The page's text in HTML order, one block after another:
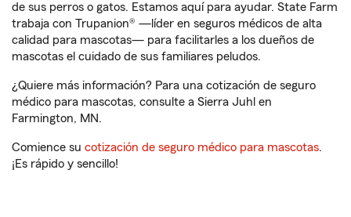
de sus perros o gatos. Estamos aquí para ayudar. State Farm
trabaja con Trupanion® —líder en seguros médicos de alta
calidad para mascotas— para facilitarles a los dueños de
mascotas el cuidado de sus familiares peludos.
¿Quiere más información? Para una cotización de seguro
médico para mascotas, consulte a Sierra Juhl en
Farmington, MN.
Comience su cotización de seguro médico para mascotas.
¡Es rápido y sencillo!